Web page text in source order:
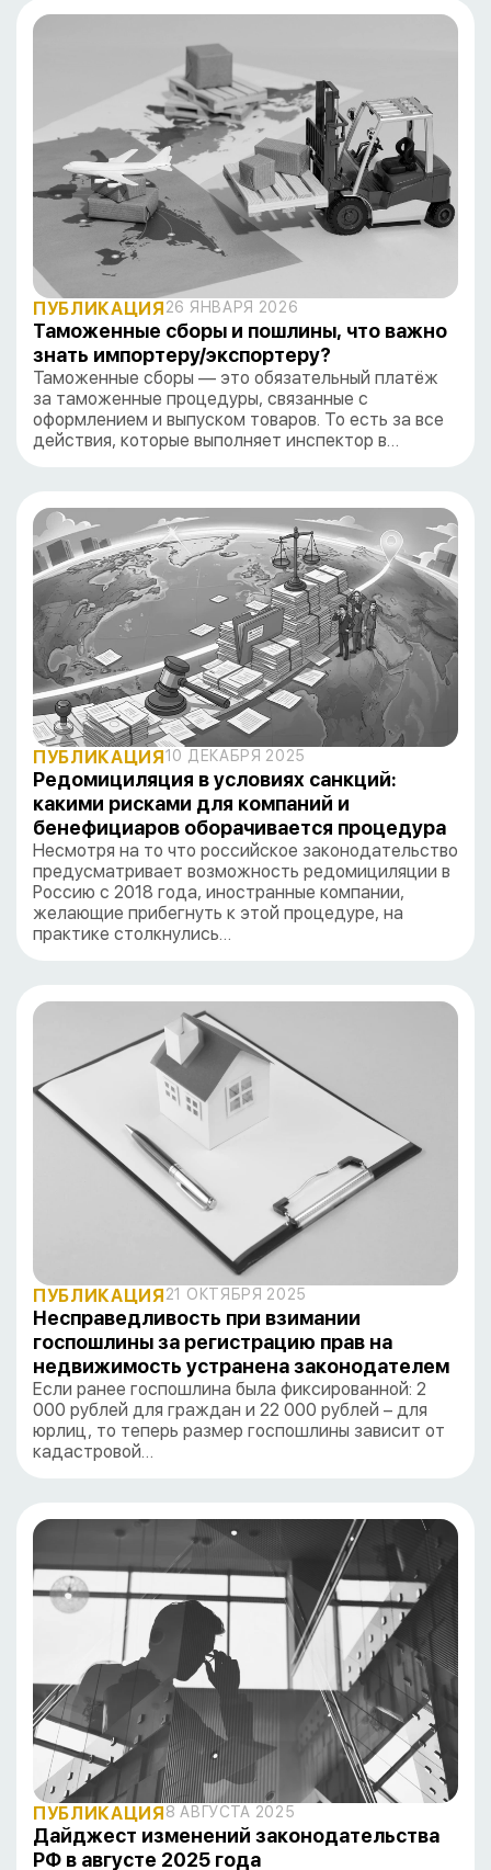
ПУБЛИКАЦИЯ26 ЯНВАРЯ 2026
Таможенные сборы и пошлины, что важно
знать импортеру/экспортеру?
Таможенные сборы — это обязательный платёж
за таможенные процедуры, связанные с
оформлением и выпуском товаров. То есть за все
действия, которые выполняет инспектор в…
ПУБЛИКАЦИЯ 10 ДЕКАБРЯ 2025
Редомициляция в условиях санкций:
какими рисками для компаний и
бенефициаров оборачивается процедура
Несмотря на то что российское законодательство
предусматривает возможность редомициляции в
Россию с 2018 года, иностранные компании,
желающие прибегнуть к этой процедуре, на
практике столкнулись…
ПУБЛИКАЦИЯ21 ОКТЯБРЯ 2025
Несправедливость при взимании
госпошлины за регистрацию прав на
недвижимость устранена законодателем
Если ранее госпошлина была фиксированной: 2
000 рублей для граждан и 22 000 рублей – для
юрлиц, то теперь размер госпошлины зависит от
кадастровой…
ПУБЛИКАЦИЯ 8 АВГУСТА 2025
Дайджест изменений законодательства
РФ в августе 2025 года